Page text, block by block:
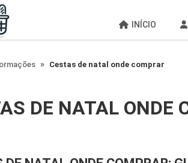
INÍCIO
Cestas de natal onde comprar
DE NATAL ONDE